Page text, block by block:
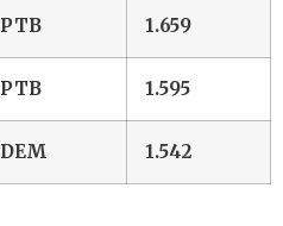
PTB 1.659
PTB 1.595
DEM 1.542